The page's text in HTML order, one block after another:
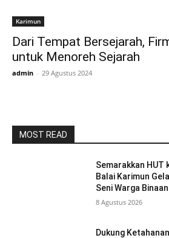
Karimun
Dari Tempat Bersejarah,
untuk Menoreh Sejarah
admin - 29 Agustus 2024
MOST READ
Semarakkan HUT
Balai Karimun
Seni Warga Binaan
8 Agustus 2026
Dukung